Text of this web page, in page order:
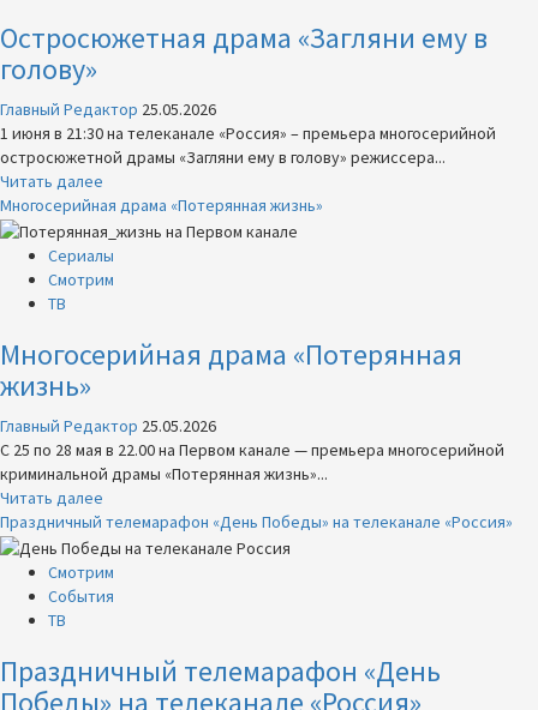
Остросюжетная драма «Загляни ему в
голову»
Главный Редактор 25.05.2026
1 июня в 21:30 на телеканале «Россия» – премьера многосерийной
остросюжетной драмы «Загляни ему в голову» режиссера...
Читать далее
больше
о
Остросюжетная
драма
в
голову»
Многосерийная драма «Потерянная жизнь»
Сериалы
Смотрим
ТВ
Многосерийная драма «Потерянная
жизнь»
Главный Редактор 25.05.2026
C 25 по 28 мая в 22.00 на Первом канале — премьера многосерийной
криминальной драмы «Потерянная жизнь»...
Читать далее
больше
о
Многосерийная
драма
Праздничный телемарафон «День Победы» на телеканале «Россия»
Смотрим
События
ТВ
Праздничный телемарафон «День
Победы» на телеканале «Россия»